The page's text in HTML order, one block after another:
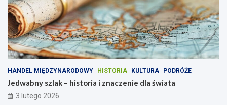
HANDEL MIĘDZYNARODOWY HISTORIA KULTURA PODRÓŻE
Jedwabny szlak – historia i znaczenie dla świata
3 lutego 2026